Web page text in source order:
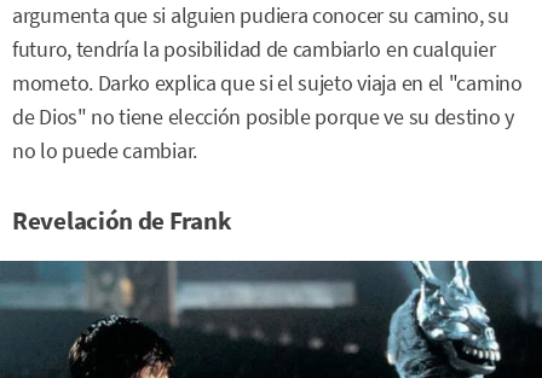
argumenta que si alguien pudiera conocer su camino, su
futuro, tendría la posibilidad de cambiarlo en cualquier
mometo. Darko explica que si el sujeto viaja en el "camino
de Dios" no tiene elección posible porque ve su destino y
no lo puede cambiar.
Revelación de Frank